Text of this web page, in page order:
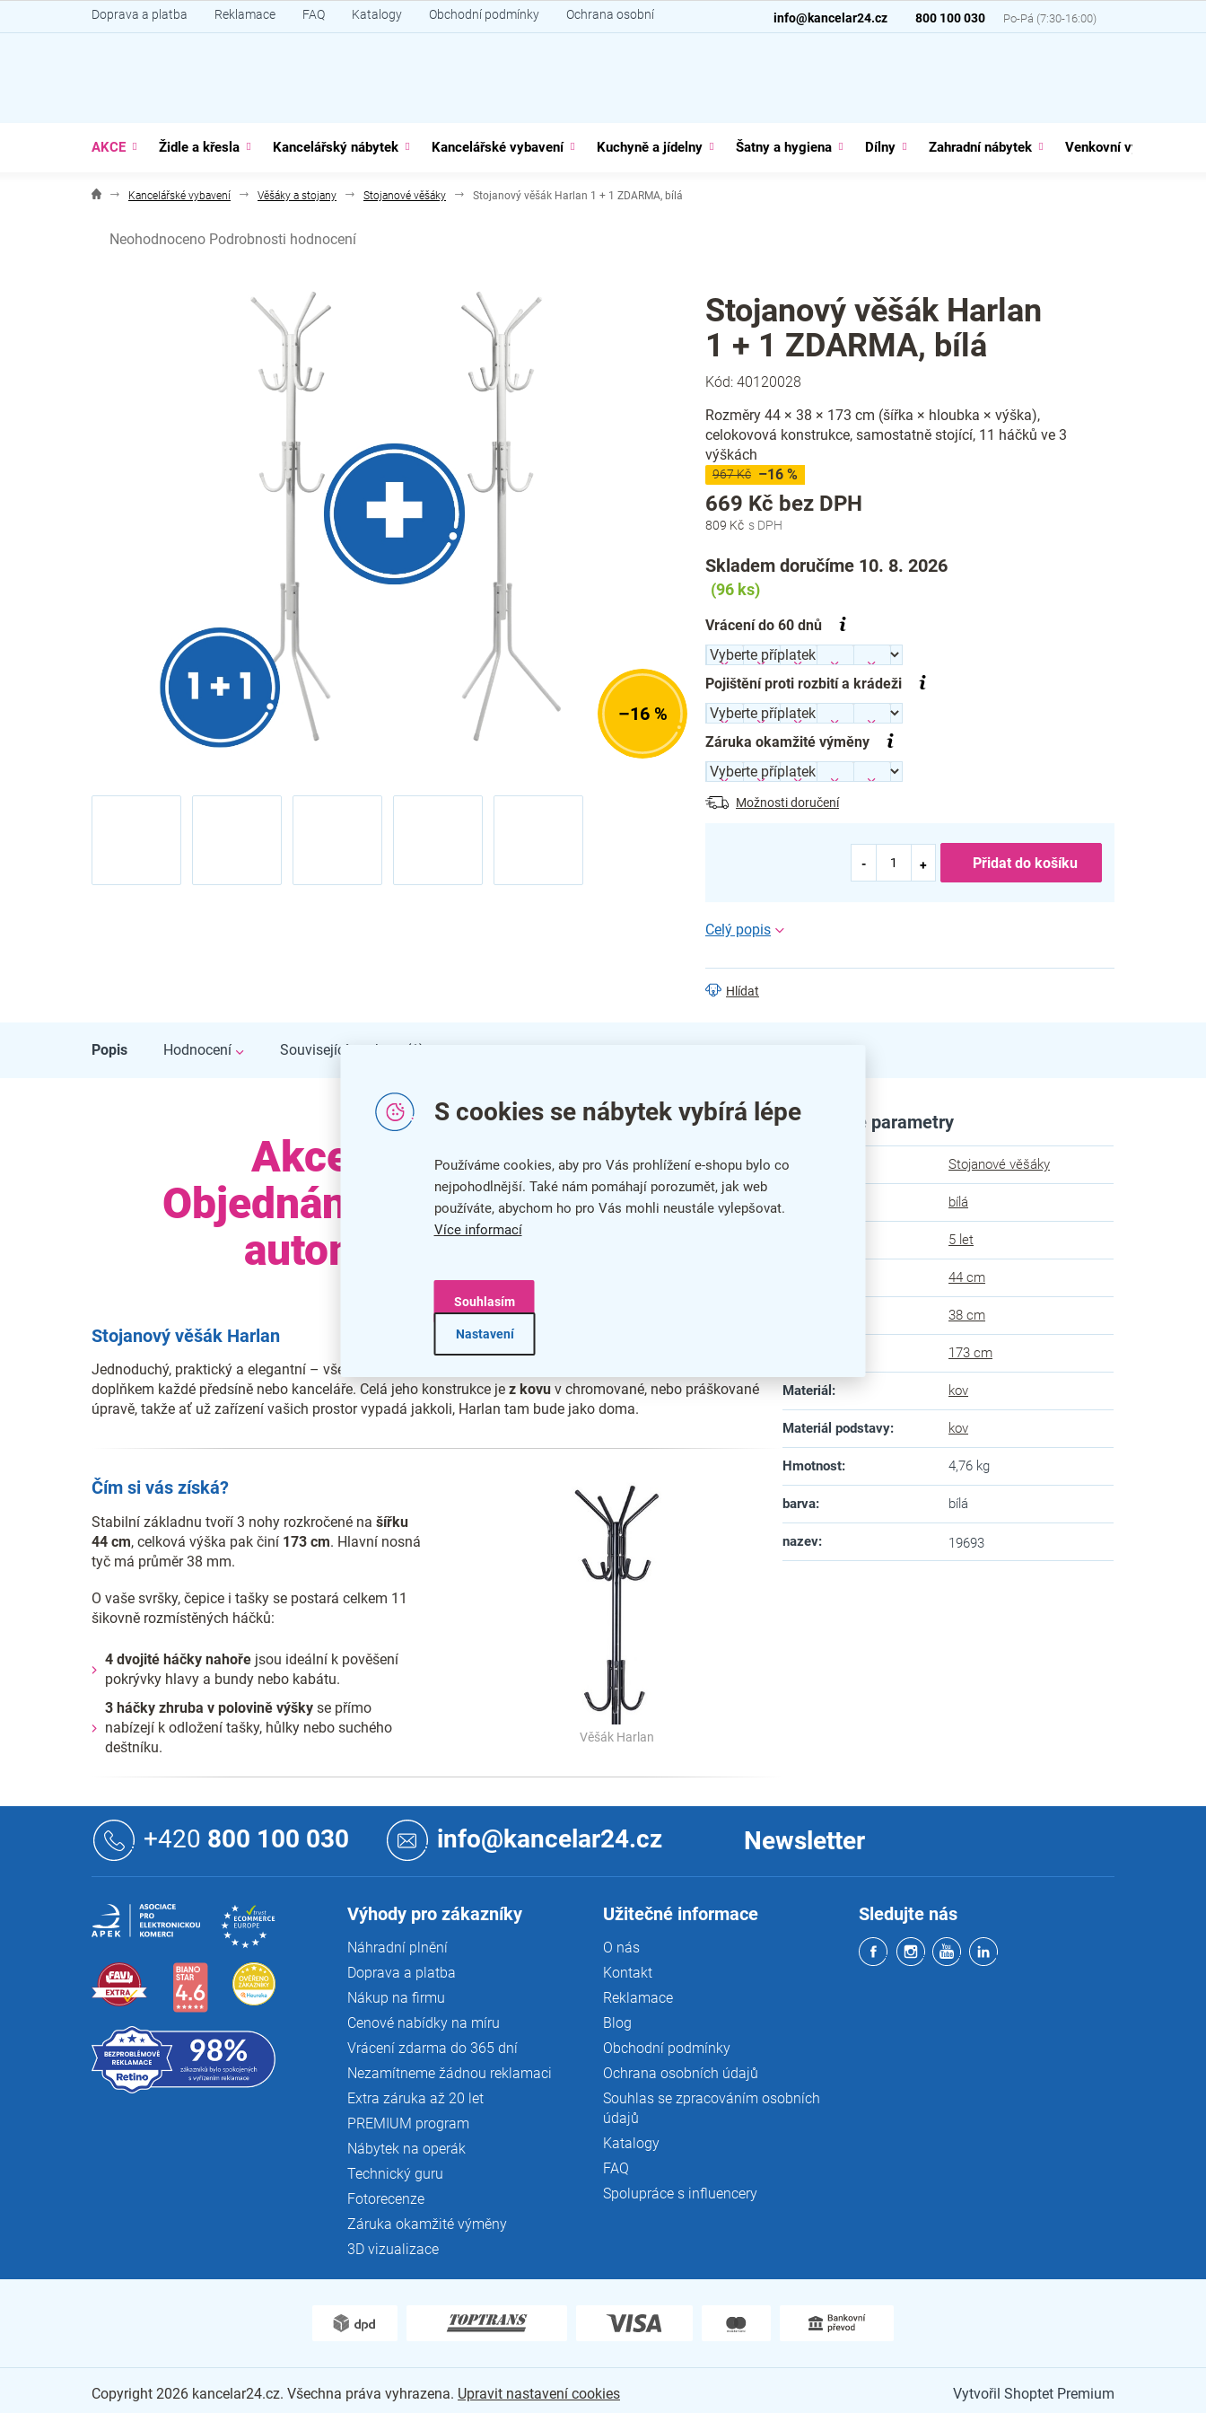
S cookies se nábytek vybírá lépe
Používáme cookies, aby pro Vás prohlížení e-shopu bylo co
nejpohodlnější. Také nám pomáhají porozumět, jak web
používáte, abychom ho pro Vás mohli neustále vylepšovat.
Více informací
Nastavení
Souhlasím
na
800 100 030
info@kancelar24.cz
Doprava a platba Reklamace FAQ Katalogy Obchodní podmínky Ochrana osobních údajů
AKCE Židle a křesla Kancelářský nábytek Kancelářské vybavení Kuchyně a jídelny Šatny a hygiena Dílny Zahradní nábytek Venkovní vybavení
Kancelářské vybavení Věšáky a stojany Stojanové věšáky Stojanový věšák Harlan 1 + 1 ZDARMA, bílá
hodnocení
Neohodnoceno Podrobnosti hodnocení
–16 %
Stojanový věšák Harlan
1 + 1 ZDARMA, bílá
Kód: 40120028
Rozměry 44 × 38 × 173 cm (šířka × hloubka × výška),
celokovová konstrukce, samostatně stojící, 11 háčků ve 3
výškách
967 Kč –16 %
809 Kč
669 Kč bez DPH
Skladem doručíme 10. 8. 2026
(96 ks)
Vrácení do 60 dnů
Pojištění proti rozbití a krádeži
Záruka okamžité výměny
Možnosti doručení
Přidat do košíku
Hlídat
Popis Související soubory (1)
Hodnocení
Akce 1 + 1 zdarma:
Objednáním 1 balení získáte
automaticky 2 kusy.
Stojanový věšák Harlan
Jednoduchý, praktický a elegantní – všechna tato slova vystihují věšák Harlan, který se stane vkusným
doplňkem každé předsíně nebo kanceláře. Celá jeho konstrukce je z kovu v chromované, nebo práškované
úpravě, takže ať už zařízení vašich prostor vypadá jakkoli, Harlan tam bude jako doma.
Čím si vás získá?
Stabilní základnu tvoří 3 nohy rozkročené na šířku
44 cm, celková výška pak činí 173 cm. Hlavní nosná
tyč má průměr 38 mm.
O vaše svršky, čepice i tašky se postará celkem 11
šikovně rozmístěných háčků:
4 dvojité háčky nahoře jsou ideální k pověšení
pokrývky hlavy a bundy nebo kabátu.
3 háčky zhruba v polovině výšky se přímo
nabízejí k odložení tašky, hůlky nebo suchého
deštníku.
Věšák Harlan
Doplňkové parametry
Kategorie Stojanové věšáky
bílá
5 let
44 cm
38 cm
173 cm
Materiál : kov
Materiál podstavy: kov
Hmotnost: 4,76 kg
barva: bílá
nazev: 19693
+420 800 100 030 info@kancelar24.cz Newsletter
Výhody pro zákazníky
Náhradní plnění
Doprava a platba
Nákup na firmu
Cenové nabídky na míru
Vrácení zdarma do 365 dní
Nezamítneme žádnou reklamaci
Extra záruka až 20 let
PREMIUM program
Nábytek na operák
Technický guru
Fotorecenze
Záruka okamžité výměny
3D vizualizace
Užitečné informace
O nás
Kontakt
Reklamace
Blog
Obchodní podmínky
Ochrana osobních údajů
Souhlas se zpracováním osobních
údajů
Katalogy
FAQ
Spolupráce s influencery
Sledujte nás
Vytvořil Shoptet Premium
Copyright 2026 kancelar24.cz. Všechna práva vyhrazena. Upravit nastavení cookies